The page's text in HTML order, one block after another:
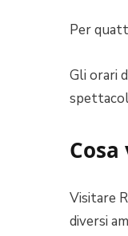
Per
Gli orari
Visitare
diversi